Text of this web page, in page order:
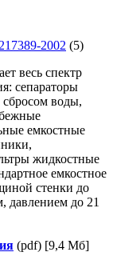
2002 (5)
весь спектр
сепараторы
сбросом воды,
емкостные
жидкостные
емкостное
стенки до
давлением до 21
(pdf) [9,4 Мб]